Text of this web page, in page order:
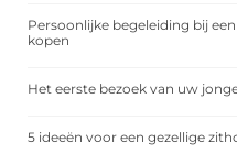
Persoonlijke begeleiding bij
kopen
Het eerste bezoek van uw
5 ideeën voor een gezellige